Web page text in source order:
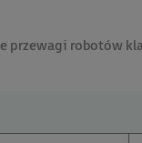
robotów